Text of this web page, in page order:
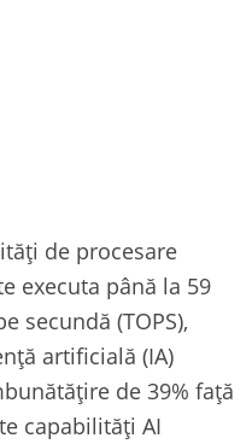
de procesare
executa până la 59
secundă (TOPS),
artificială (IA)
de 39% față
capabilități AI